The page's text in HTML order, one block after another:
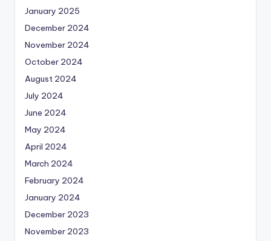
January 2025
December 2024
November 2024
October 2024
August 2024
July 2024
June 2024
May 2024
April 2024
March 2024
February 2024
January 2024
December 2023
November 2023